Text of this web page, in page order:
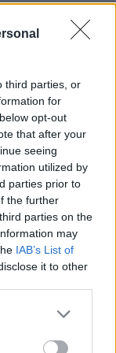
third parties, or
for
opt-out
that after your
seeing
utilized by
parties prior to
the further
parties on the
may
IAB’s List of
it to other
more Google
may click to
ΑΠΟ ΤΟΥΣ
είχε βάλει
με το άλλο
ακριβά με
.θα το